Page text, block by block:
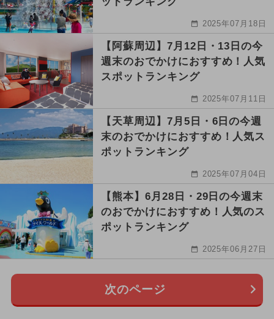
2025年07月18日
【阿蘇周辺】7月12日・13日の今
週末のおでかけにおすすめ！人気
スポットランキング
2025年07月11日
【天草周辺】7月5日・6日の今週
末のおでかけにおすすめ！人気ス
ポットランキング
2025年07月04日
【熊本】6月28日・29日の今週末
のおでかけにおすすめ！人気のス
ポットランキング
2025年06月27日
次のページ